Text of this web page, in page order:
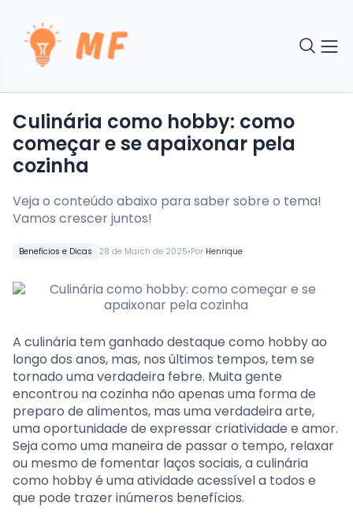
Benefícios e Dicas 28 de March de 2025•Por Henrique
Culinária como hobby: como
começar e se apaixonar pela
cozinha
Veja o conteúdo abaixo para saber sobre o tema!
Vamos crescer juntos!
A culinária tem ganhado destaque como hobby ao
longo dos anos, mas, nos últimos tempos, tem se
tornado uma verdadeira febre. Muita gente
encontrou na cozinha não apenas uma forma de
preparo de alimentos, mas uma verdadeira arte,
uma oportunidade de expressar criatividade e amor.
Seja como uma maneira de passar o tempo, relaxar
ou mesmo de fomentar laços sociais, a culinária
como hobby é uma atividade acessível a todos e
que pode trazer inúmeros benefícios.